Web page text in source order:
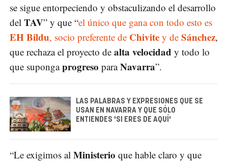
se sigue entorpeciendo y obstaculizando el desarrollo
del TAV” y que “el único que gana con todo esto es
EH Bildu, socio preferente de Chivite y de Sánchez,
que rechaza el proyecto de alta velocidad y todo lo
que supongaprogreso paraNavarra”.
LAS PALABRAS Y EXPRESIONES QUE SE
USAN EN NAVARRA Y QUE SÓLO
ENTIENDES 'SI ERES DE AQUÍ'
“Le exigimos al Ministerio que hable claro y que